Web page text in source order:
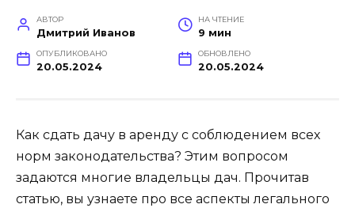
АВТОР
Дмитрий Иванов
НА ЧТЕНИЕ
9 мин
ОПУБЛИКОВАНО
20.05.2024
ОБНОВЛЕНО
20.05.2024
Как сдать дачу в аренду с соблюдением всех
норм законодательства? Этим вопросом
задаются многие владельцы дач. Прочитав
статью, вы узнаете про все аспекты легального